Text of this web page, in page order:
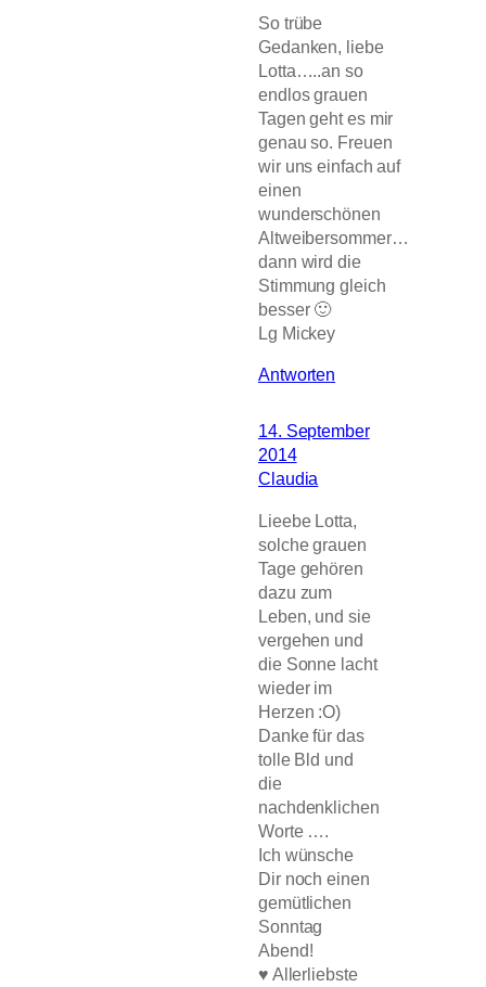
So trübe
Gedanken, liebe
Lotta…..an so
endlos grauen
Tagen geht es mir
genau so. Freuen
wir uns einfach auf
einen
wunderschönen
Altweibersommer…
dann wird die
Stimmung gleich
besser 🙂
Lg Mickey
Antworten
14. September
2014
Claudia
Lieebe Lotta,
solche grauen
Tage gehören
dazu zum
Leben, und sie
vergehen und
die Sonne lacht
wieder im
Herzen :O)
Danke für das
tolle Bld und
die
nachdenklichen
Worte ….
Ich wünsche
Dir noch einen
gemütlichen
Sonntag
Abend!
♥ Allerliebste